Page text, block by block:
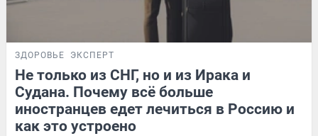
ЗДОРОВЬЕ ЭКСПЕРТ
Не только из СНГ, но и из Ирака и
Судана. Почему всё больше
иностранцев едет лечиться в Россию и
как это устроено